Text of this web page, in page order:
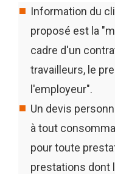
Information du
proposé est la
cadre d'un
travailleurs, le
l'employeur".
Un devis
à tout
pour toute
prestations dont